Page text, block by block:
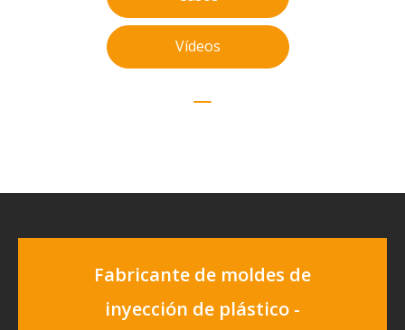
Vídeos
Fabricante de moldes de
inyección de plástico -